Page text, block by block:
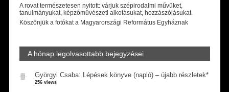
A rovat természetesen nyitott: várjuk szépirodalmi művüket,
tanulmányukat, képzőművészeti alkotásukat, hozzászólásukat.
Köszönjük a fotókat a Magyarországi Református Egyháznak
A hónap legolvasottabb bejegyzései
Györgyi Csaba: Lépések könyve (napló) – újabb részletek*
256 views